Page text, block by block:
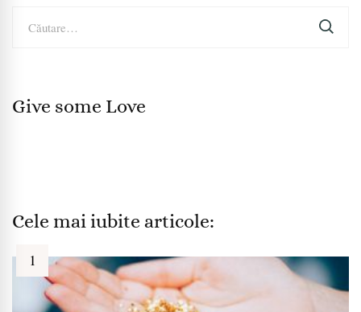
după:
Give some Love
Cele mai iubite articole: